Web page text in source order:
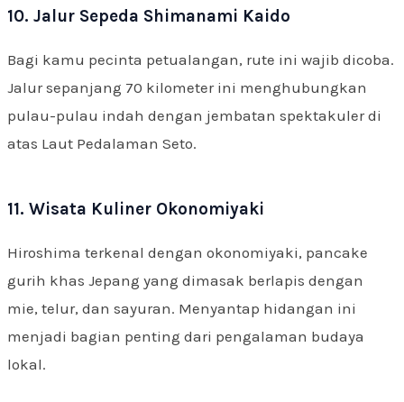
10. Jalur Sepeda Shimanami Kaido
Bagi kamu pecinta petualangan, rute ini wajib dicoba.
Jalur sepanjang 70 kilometer ini menghubungkan
pulau-pulau indah dengan jembatan spektakuler di
atas Laut Pedalaman Seto.
11. Wisata Kuliner Okonomiyaki
Hiroshima terkenal dengan okonomiyaki, pancake
gurih khas Jepang yang dimasak berlapis dengan
mie, telur, dan sayuran. Menyantap hidangan ini
menjadi bagian penting dari pengalaman budaya
lokal.